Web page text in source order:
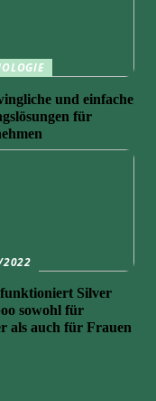
und einfache
für
Silver
sowohl für
als auch für Frauen